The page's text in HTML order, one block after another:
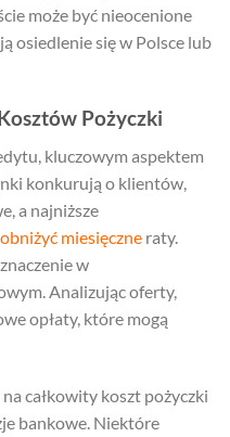
może być nieocenione
osiedlenie się w Polsce lub
Pożyczki
kluczowym aspektem
konkurują o klientów,
a najniższe
miesięczne raty.
w
Analizując oferty,
opłaty, które mogą
całkowity koszt pożyczki
bankowe. Niektóre